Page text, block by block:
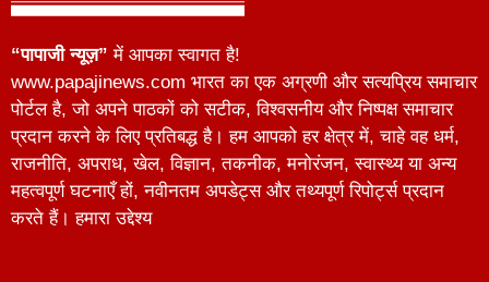
“पापाजी न्यूज़” में आपका स्वागत है!
www.papajinews.com भारत का एक अग्रणी और सत्यप्रिय समाचार
पोर्टल है, जो अपने पाठकों को सटीक, विश्वसनीय और निष्पक्ष समाचार
प्रदान करने के लिए प्रतिबद्ध है। हम आपको हर क्षेत्र में, चाहे वह धर्म,
राजनीति, अपराध, खेल, विज्ञान, तकनीक, मनोरंजन, स्वास्थ्य या अन्य
महत्वपूर्ण घटनाएँ हों, नवीनतम अपडेट्स और तथ्यपूर्ण रिपोर्ट्स प्रदान
करते हैं। हमारा उद्देश्य